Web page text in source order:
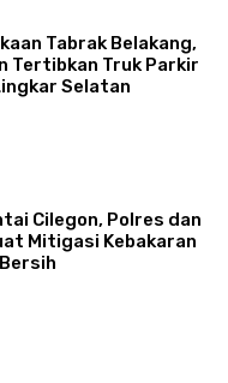
Tabrak Belakang,
Tertibkan Truk Parkir
Selatan
Cilegon, Polres dan
Mitigasi Kebakaran